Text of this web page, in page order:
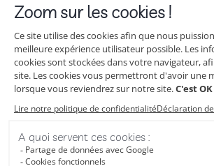
18 rue Hoche
92130 Issy-Les-Moulineaux
Tél. 01 56 56 62 62
NOUS CONTACTER
ESPACE PRESSE